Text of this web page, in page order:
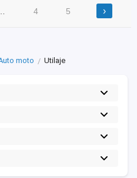
4 5 ›
moto Utilaje